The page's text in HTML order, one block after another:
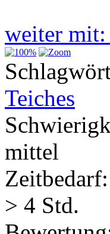
weiter mit:
Teiches
mittel
Zeitbedarf:
> 4 Std.